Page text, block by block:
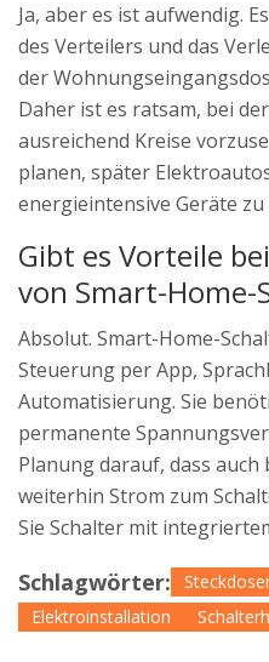
Ja, aber es ist aufwendig.
des Verteilers und das
der
Daher ist es ratsam, bei
ausreichend Kreise
planen, später
energieintensive Geräte zu
Gibt es Vorteile
von Smart-Home-
Absolut. Smart-Home-
Steuerung per App,
Automatisierung. Sie
permanente
Planung darauf, dass
weiterhin Strom zum
Sie Schalter mit
Schlagwörter:
Elektroinstallation